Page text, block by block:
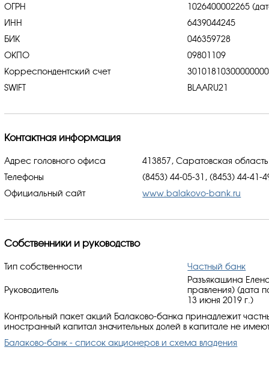
ОГРН
1026400002265
ИНН
6439044245
БИК
046359728
ОКПО
09801109
Корреспондентский счет
SWIFT
BLAARU21
Контактная информация
Адрес головного офиса
413857, Саратовская
Телефоны
(8453) 44-05-31, (8453) 44-41-
Официальный сайт
www.balakovo-bank.ru
Собственники и руководство
Тип собственности Частный банк
Руководитель
Разъякашина
правления) (дата
13 июня 2019 г.)
Контрольный пакет акций Балаково-банка принадлежит
иностранный капитал значительных долей в капитале не
Балаково-банк - список акционеров и схема владения